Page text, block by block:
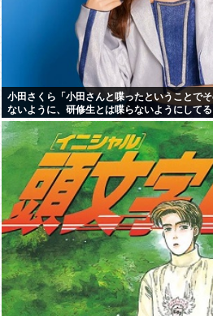
小田さくら「小田さんと喋ったということで
ないように、研修生とは喋らないようにしてる